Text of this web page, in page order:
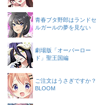
青春ブタ野郎はランドセ
ルガールの夢を見ない
劇場版「オーバーロー
ド」聖王国編
ご注文はうさぎですか？
BLOOM